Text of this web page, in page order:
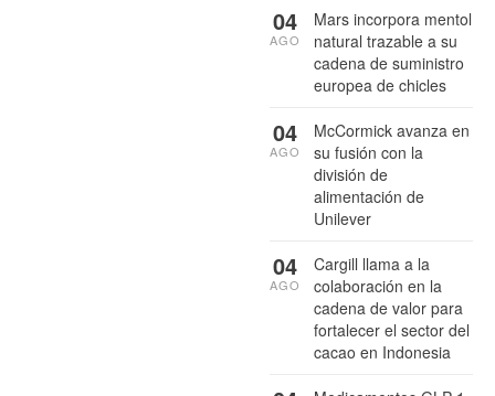
Mars incorpora mentol
natural trazable a su
cadena de suministro
europea de chicles
04
AGO
McCormick avanza en
su fusión con la
división de
alimentación de
Unilever
04
AGO
Cargill llama a la
colaboración en la
cadena de valor para
fortalecer el sector del
cacao en Indonesia
04
AGO